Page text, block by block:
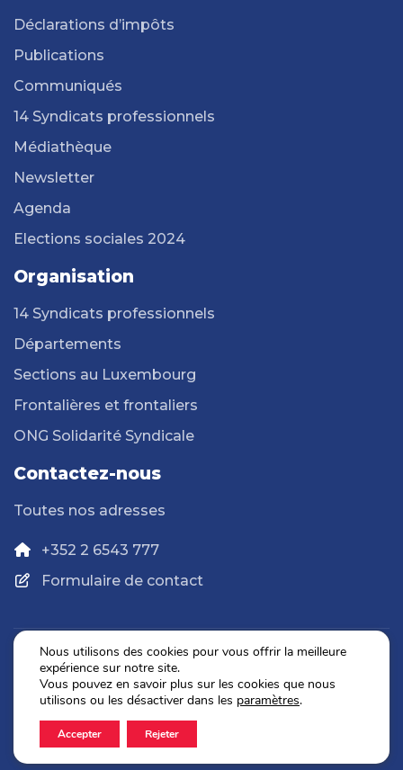
Déclarations d’impôts
Publications
Communiqués
14 Syndicats professionnels
Médiathèque
Newsletter
Agenda
Elections sociales 2024
Organisation
14 Syndicats professionnels
Départements
Sections au Luxembourg
Frontalières et frontaliers
ONG Solidarité Syndicale
Contactez-nous
Toutes nos adresses
+352 2 6543 777
Formulaire de contact
Politique de confidentialité
Mentions légales
2026 © OGBL. Tous droits réservés.
Nous utilisons des cookies pour vous offrir la meilleure
expérience sur notre site.
Vous pouvez en savoir plus sur les cookies que nous
utilisons ou les désactiver dans les paramètres.
Accepter Rejeter